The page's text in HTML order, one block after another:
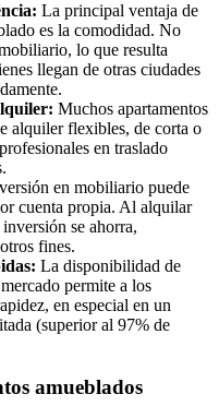
La principal ventaja de
es la comodidad. No
lo que resulta
llegan de otras ciudades
Muchos apartamentos
alquiler flexibles, de corta o
en traslado
en mobiliario puede
cuenta propia. Al alquilar
se ahorra,
fines.
La disponibilidad de
permite a los
en especial en un
(superior al 97% de
amueblados